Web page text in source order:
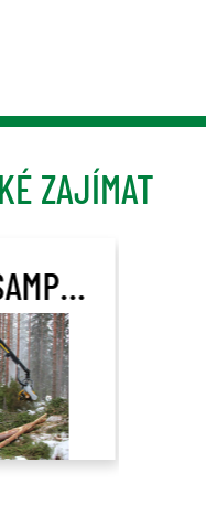
ZAJÍMAT
HARVESTOR SAMPO ROSENLEW HR46X